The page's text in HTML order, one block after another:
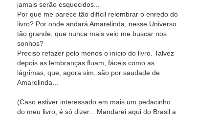
jamais serão esquecidos...
Por que me parece tão difícil relembrar o enredo do
livro? Por onde andará Amarelinda, nesse Universo
tão grande, que nunca mais veio me buscar nos
sonhos?
Preciso refazer pelo menos o início do livro. Talvez
depois as lembranças fluam, fáceis como as
lágrimas, que, agora sim, são por saudade de
Amarelinda...
(Caso estiver interessado em mais um pedacinho
do meu livro, é só dizer... Mandarei aqui do Brasil a